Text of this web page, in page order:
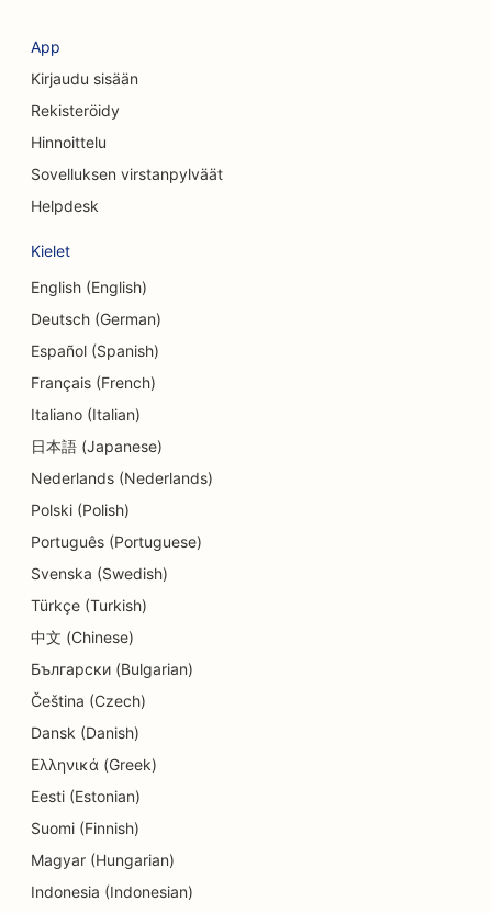
App
Kirjaudu sisään
Rekisteröidy
Hinnoittelu
Sovelluksen virstanpylväät
Helpdesk
Kielet
English (English)
Deutsch (German)
Español (Spanish)
Français (French)
Italiano (Italian)
日本語 (Japanese)
Nederlands (Nederlands)
Polski (Polish)
Português (Portuguese)
Svenska (Swedish)
Türkçe (Turkish)
中文 (Chinese)
Български (Bulgarian)
Čeština (Czech)
Dansk (Danish)
Ελληνικά (Greek)
Eesti (Estonian)
Suomi (Finnish)
Magyar (Hungarian)
Indonesia (Indonesian)